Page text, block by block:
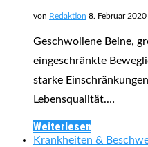
von Redaktion 8. Februar 2020
Geschwollene Beine,
eingeschränkte
starke
Lebensqualität.…
Weiterlesen
Krankheiten &